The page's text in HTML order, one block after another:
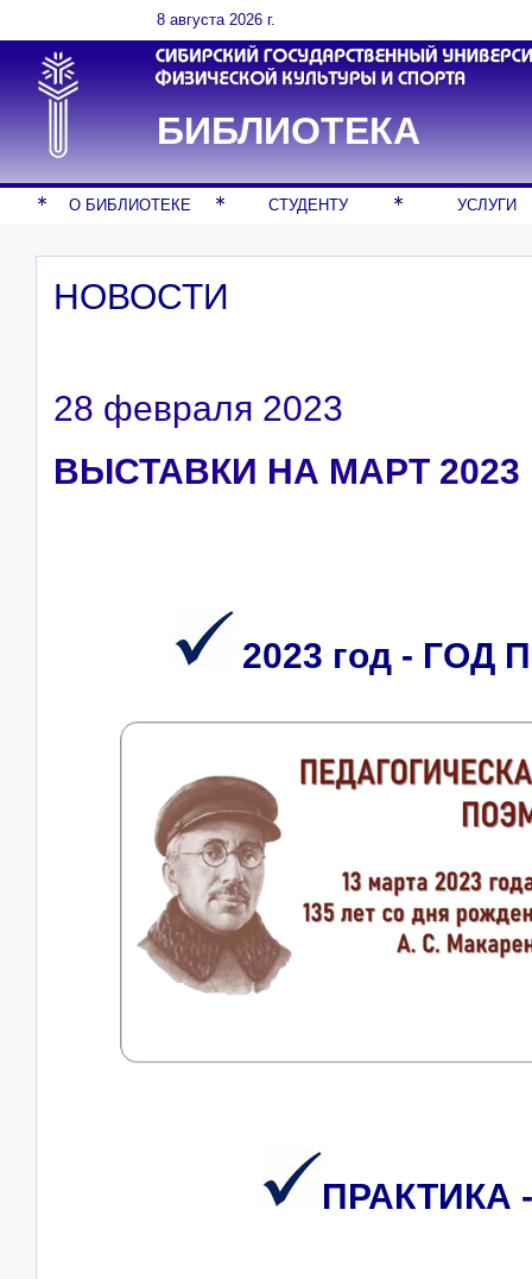
8 августа 2026 г.
БИБЛИОТЕКА
О БИБЛИОТЕКЕ СТУДЕНТУ УСЛУГИ
НОВОСТИ
28 февраля 2023
ВЫСТАВКИ НА МАРТ 2023
2023 год -
ПРАКТИКА